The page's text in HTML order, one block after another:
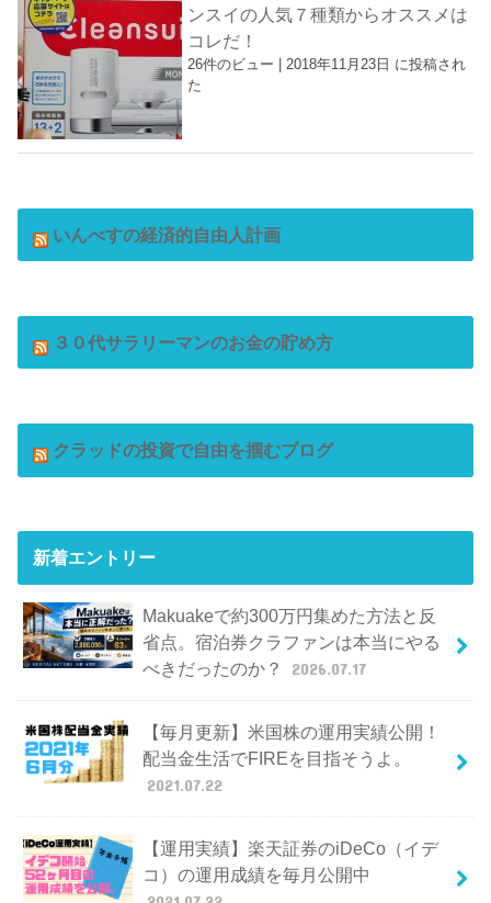
ンスイの人気７種類からオススメは
コレだ！
26件のビュー
2018年11月23日 に投稿され
た
いんべすの経済的自由人計画
３０代サラリーマンのお金の貯め方
クラッドの投資で自由を掴むブログ
新着エントリー
Makuakeで約300万円集めた方法と反
省点。宿泊券クラファンは本当にやる
べきだったのか？
2026.07.17
【毎月更新】米国株の運用実績公開！
配当金生活でFIREを目指そうよ。
2021.07.22
【運用実績】楽天証券のiDeCo（イデ
コ）の運用成績を毎月公開中